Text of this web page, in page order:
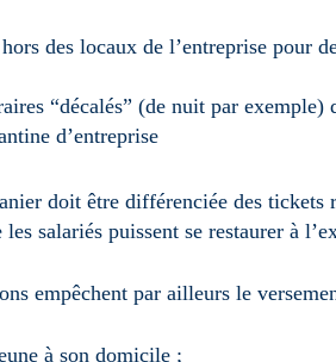
des locaux de l’entreprise pour
“décalés” (de nuit par exemple)
d’entreprise
doit être différenciée des
salariés puissent se restaurer à
empêchent par ailleurs le
à son domicile ;